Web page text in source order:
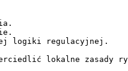
logiki regulacyjnej.
lokalne zasady